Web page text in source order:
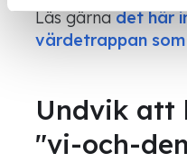
Läs gärnadet här
värdetrappan
Undvik att
"vi-och-